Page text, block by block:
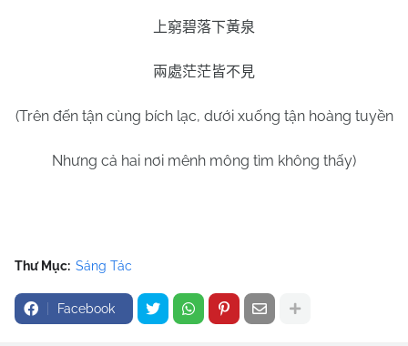
上窮碧落下黃泉
兩處茫茫皆不見
(Trên đến tận cùng bích lạc, dưới xuống tận hoàng tuyền
Nhưng cả hai nơi mênh mông tìm không thấy)
Thư Mục: Sáng Tác
Facebook